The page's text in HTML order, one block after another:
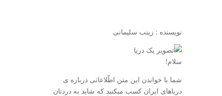
نویسنده : زینب سلیمانی
سلام!
شما با خواندن این متن اطّلاعاتی درباره ­ی
دریاهای ایران کسب می­کنید که شاید به دردتان